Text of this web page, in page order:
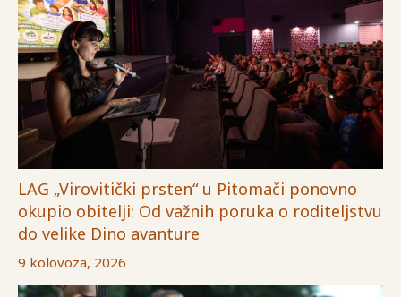
LAG „Virovitički prsten“ u Pitomači ponovno
okupio obitelji: Od važnih poruka o roditeljstvu
do velike Dino avanture
9 kolovoza, 2026